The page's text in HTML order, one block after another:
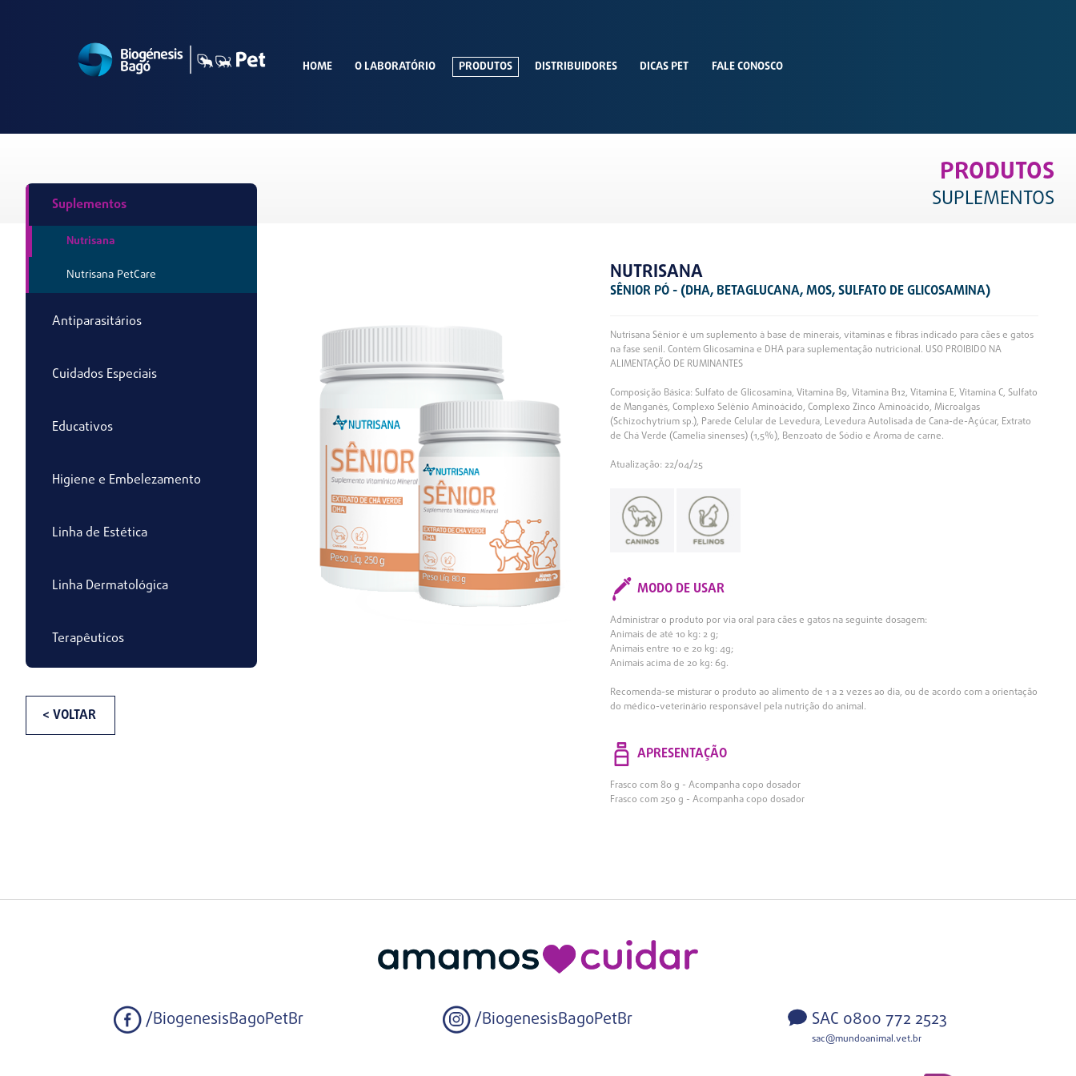
HOME O LABORATÓRIO PRODUTOS DISTRIBUIDORES DICAS PET FALE CONOSCO
PRODUTOS
SUPLEMENTOS
Suplementos
Nutrisana
Nutrisana PetCare
Antiparasitários
Cuidados Especiais
Educativos
Higiene e Embelezamento
Linha de Estética
Linha Dermatológica
Terapêuticos
< VOLTAR
NUTRISANA
SÊNIOR PÓ - (DHA, BETAGLUCANA, MOS, SULFATO DE GLICOSAMINA)
Nutrisana Sênior é um suplemento à base de minerais, vitaminas e fibras indicado para cães e gatos
na fase senil. Contém Glicosamina e DHA para suplementação nutricional. USO PROIBIDO NA
ALIMENTAÇÃO DE RUMINANTES
Composição Básica: Sulfato de Glicosamina, Vitamina B9, Vitamina B12, Vitamina E, Vitamina C, Sulfato
de Manganês, Complexo Selênio Aminoácido, Complexo Zinco Aminoácido, Microalgas
(Schizochytrium sp.), Parede Celular de Levedura, Levedura Autolisada de Cana-de-Açúcar, Extrato
de Chá Verde (Camelia sinenses) (1,5%), Benzoato de Sódio e Aroma de carne.
Atualização: 22/04/25
MODO DE USAR
Administrar o produto por via oral para cães e gatos na seguinte dosagem:
Animais de até 10 kg: 2 g;
Animais entre 10 e 20 kg: 4g;
Animais acima de 20 kg: 6g.
Recomenda-se misturar o produto ao alimento de 1 a 2 vezes ao dia, ou de acordo com a orientação
do médico-veterinário responsável pela nutrição do animal.
APRESENTAÇÃO
Frasco com 80 g - Acompanha copo dosador
Frasco com 250 g - Acompanha copo dosador
/BiogenesisBagoPetBr /BiogenesisBagoPetBr SAC 0800 772 2523
sac@mundoanimal.vet.br